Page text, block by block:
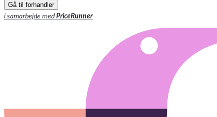
Gå til forhandler
i samarbejde medPriceRunner